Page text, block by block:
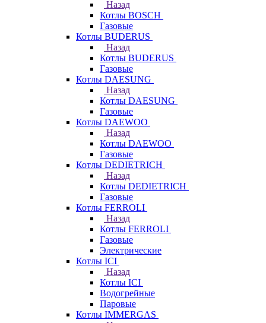
Назад
Котлы BOSCH
Газовые
Котлы BUDERUS
Назад
Котлы BUDERUS
Газовые
Котлы DAESUNG
Назад
Котлы DAESUNG
Газовые
Котлы DAEWOO
Назад
Котлы DAEWOO
Газовые
Котлы DEDIETRICH
Назад
Котлы DEDIETRICH
Газовые
Котлы FERROLI
Назад
Котлы FERROLI
Газовые
Электрические
Котлы ICI
Назад
Котлы ICI
Водогрейные
Паровые
Котлы IMMERGAS